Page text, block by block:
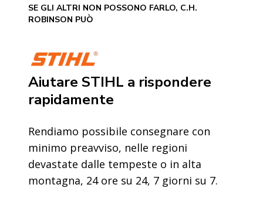
SE GLI ALTRI NON POSSONO FARLO, C.H.
ROBINSON PUÒ
Aiutare STIHL a rispondere
rapidamente
Rendiamo possibile consegnare con
minimo preavviso, nelle regioni
devastate dalle tempeste o in alta
montagna, 24 ore su 24, 7 giorni su 7.